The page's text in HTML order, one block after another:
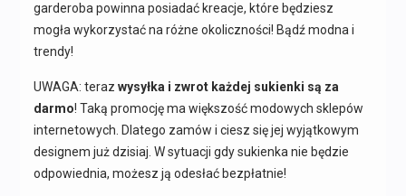
garderoba powinna posiadać kreacje, które będziesz
mogła wykorzystać na różne okoliczności! Bądź modna i
trendy!
UWAGA: teraz wysyłka i zwrot każdej sukienki są za
darmo! Taką promocję ma większość modowych sklepów
internetowych. Dlatego zamów i ciesz się jej wyjątkowym
designem już dzisiaj. W sytuacji gdy sukienka nie będzie
odpowiednia, możesz ją odesłać bezpłatnie!